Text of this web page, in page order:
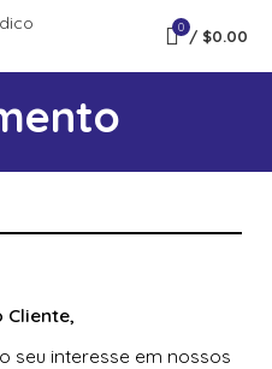
0 / $0.00
Cliente,
seu interesse em nossos